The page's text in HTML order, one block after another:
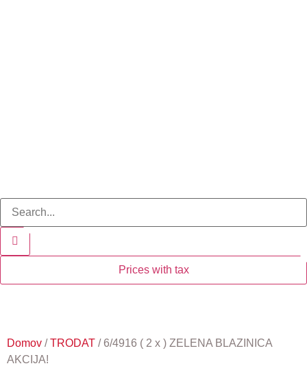
Prices with tax
Domov /TRODAT / 6/4916 ( 2 x ) ZELENA BLAZINICA
AKCIJA!